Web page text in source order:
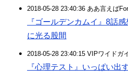
2018-05-28 23:40:36 ああ言えば
『ゴールデンカムイ』8話
に光る股間
2018-05-28 23:40:15 VIPワイドガ
『心理テスト』いっぱい出